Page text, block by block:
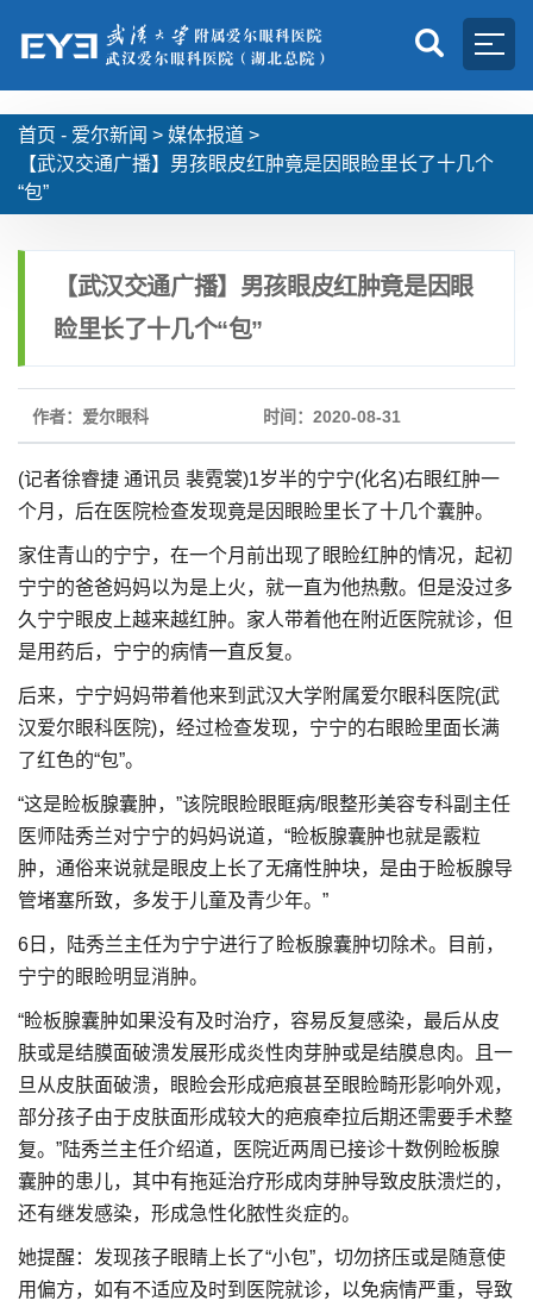
首页 - 爱尔新闻 > 媒体报道 >
【武汉交通广播】男孩眼皮红肿竟是因眼睑里长了十几个
“包”
【武汉交通广播】男孩眼皮红肿竟是因眼
睑里长了十几个“包”
作者：爱尔眼科 时间：2020-08-31
(记者徐睿捷 通讯员 裴霓裳)1岁半的宁宁(化名)右眼红肿一
个月，后在医院检查发现竟是因眼睑里长了十几个囊肿。
家住青山的宁宁，在一个月前出现了眼睑红肿的情况，起初
宁宁的爸爸妈妈以为是上火，就一直为他热敷。但是没过多
久宁宁眼皮上越来越红肿。家人带着他在附近医院就诊，但
是用药后，宁宁的病情一直反复。
后来，宁宁妈妈带着他来到武汉大学附属爱尔眼科医院(武
汉爱尔眼科医院)，经过检查发现，宁宁的右眼睑里面长满
了红色的“包”。
“这是睑板腺囊肿，”该院眼睑眼眶病/眼整形美容专科副主任
医师陆秀兰对宁宁的妈妈说道，“睑板腺囊肿也就是霰粒
肿，通俗来说就是眼皮上长了无痛性肿块，是由于睑板腺导
管堵塞所致，多发于儿童及青少年。”
6日，陆秀兰主任为宁宁进行了睑板腺囊肿切除术。目前，
宁宁的眼睑明显消肿。
“睑板腺囊肿如果没有及时治疗，容易反复感染，最后从皮
肤或是结膜面破溃发展形成炎性肉芽肿或是结膜息肉。且一
旦从皮肤面破溃，眼睑会形成疤痕甚至眼睑畸形影响外观，
部分孩子由于皮肤面形成较大的疤痕牵拉后期还需要手术整
复。”陆秀兰主任介绍道，医院近两周已接诊十数例睑板腺
囊肿的患儿，其中有拖延治疗形成肉芽肿导致皮肤溃烂的，
还有继发感染，形成急性化脓性炎症的。
她提醒：发现孩子眼睛上长了“小包”，切勿挤压或是随意使
用偏方，如有不适应及时到医院就诊，以免病情严重，导致